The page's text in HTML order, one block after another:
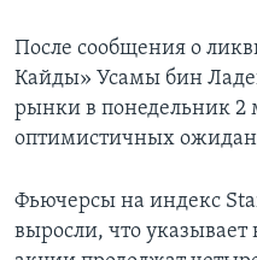
После сообщения о
Кайды» Усамы бин
рынки в понедельник 2
оптимистичных
Фьючерсы на индекс
выросли, что указывает